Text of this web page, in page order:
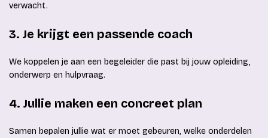
verwacht.
3. Je krijgt een passende coach
We koppelen je aan een begeleider die past bij jouw opleiding,
onderwerp en hulpvraag.
4. Jullie maken een concreet plan
Samen bepalen jullie wat er moet gebeuren, welke onderdelen